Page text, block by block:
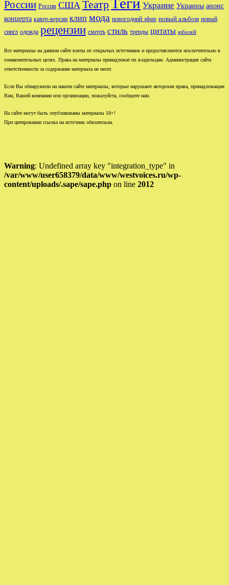
России Россия США ТеатрТеги Украине Украины анонс
концерта кавер-версии клип мода новогодний эфир новый альбом новый
сингл одежда рецензии смерть стиль тренды цитаты юбилей
Все материалы на данном сайте взяты из открытых источников и предоставляются исключительно в
ознакомительных целях. Права на материалы принадлежат их владельцам. Администрация сайта
ответственности за содержание материала не несет.
Если Вы обнаружили на нашем сайте материалы, которые нарушают авторские права, принадлежащие
Вам, Вашей компании или организации, пожалуйста, сообщите нам.
На сайте могут быть опубликованы материалы 18+!
При цитировании ссылка на источник обязательна.
Warning: Undefined array key "integration_type" in
/var/www/user658379/data/www/westvoices.ru/wp-
content/uploads/.sape/sape.php on line 2012